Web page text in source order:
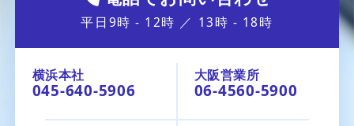
平日9時 - 12時 ／ 13時 - 18時
横浜本社
045-640-5906
大阪営業所
06-4560-5900